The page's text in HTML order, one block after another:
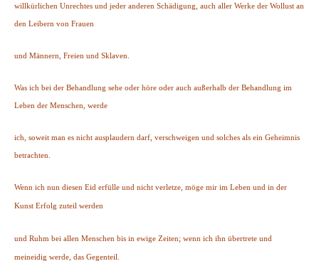
willkürlichen Unrechtes und jeder anderen Schädigung, auch aller Werke der Wollust an
den Leibern von Frauen
und Männern, Freien und Sklaven.
Was ich bei der Behandlung sehe oder höre oder auch außerhalb der Behandlung im
Leben der Menschen, werde
ich, soweit man es nicht ausplaudern darf, verschweigen und solches als ein Geheimnis
betrachten.
Wenn ich nun diesen Eid erfülle und nicht verletze, möge mir im Leben und in der
Kunst Erfolg zuteil werden
und Ruhm bei allen Menschen bis in ewige Zeiten; wenn ich ihn übertrete und
meineidig werde, das Gegenteil.